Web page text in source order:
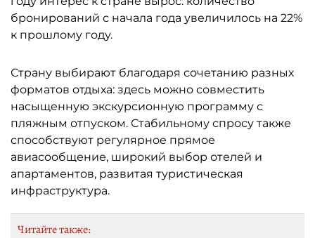
бронирований с начала года увеличилось на 22%
к прошлому году.
Страну выбирают благодаря сочетанию разных
форматов отдыха: здесь можно совместить
насыщенную экскурсионную программу с
пляжным отпуском. Стабильному спросу также
способствуют регулярное прямое
авиасообщение, широкий выбор отелей и
апартаментов, развитая туристическая
инфраструктура.
Читайте также: